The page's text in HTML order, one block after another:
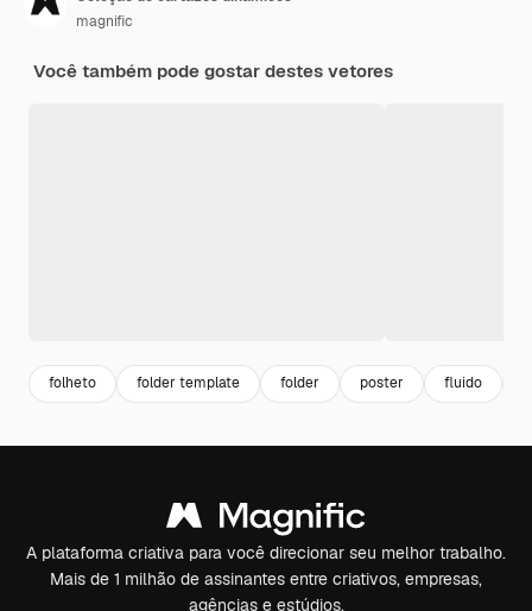
magnific
Você também pode gostar destes vetores
folheto folder template folder poster fluido
A plataforma criativa para você direcionar seu melhor trabalho.
Mais de 1 milhão de assinantes entre criativos, empresas,
agências e estúdios.